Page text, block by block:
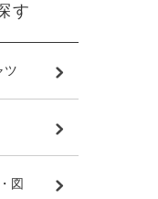
す
ツ
図